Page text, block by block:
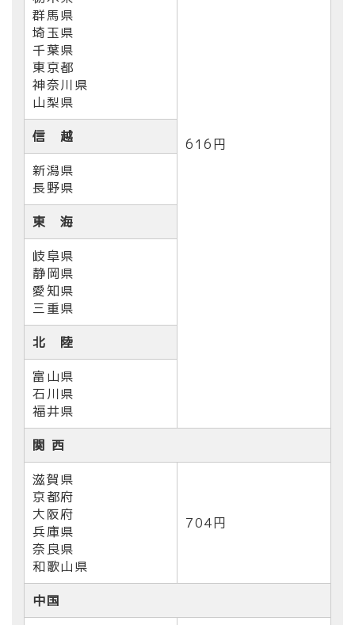
616円
群馬県
埼玉県
千葉県
東京都
神奈川県
山梨県
信 越
新潟県
長野県
東 海
岐阜県
静岡県
愛知県
三重県
北 陸
富山県
石川県
福井県
関 西
滋賀県
京都府
大阪府
兵庫県
奈良県
和歌山県
704円
中国